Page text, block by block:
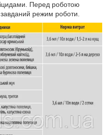
Перед роботою
завданий режим роботи.